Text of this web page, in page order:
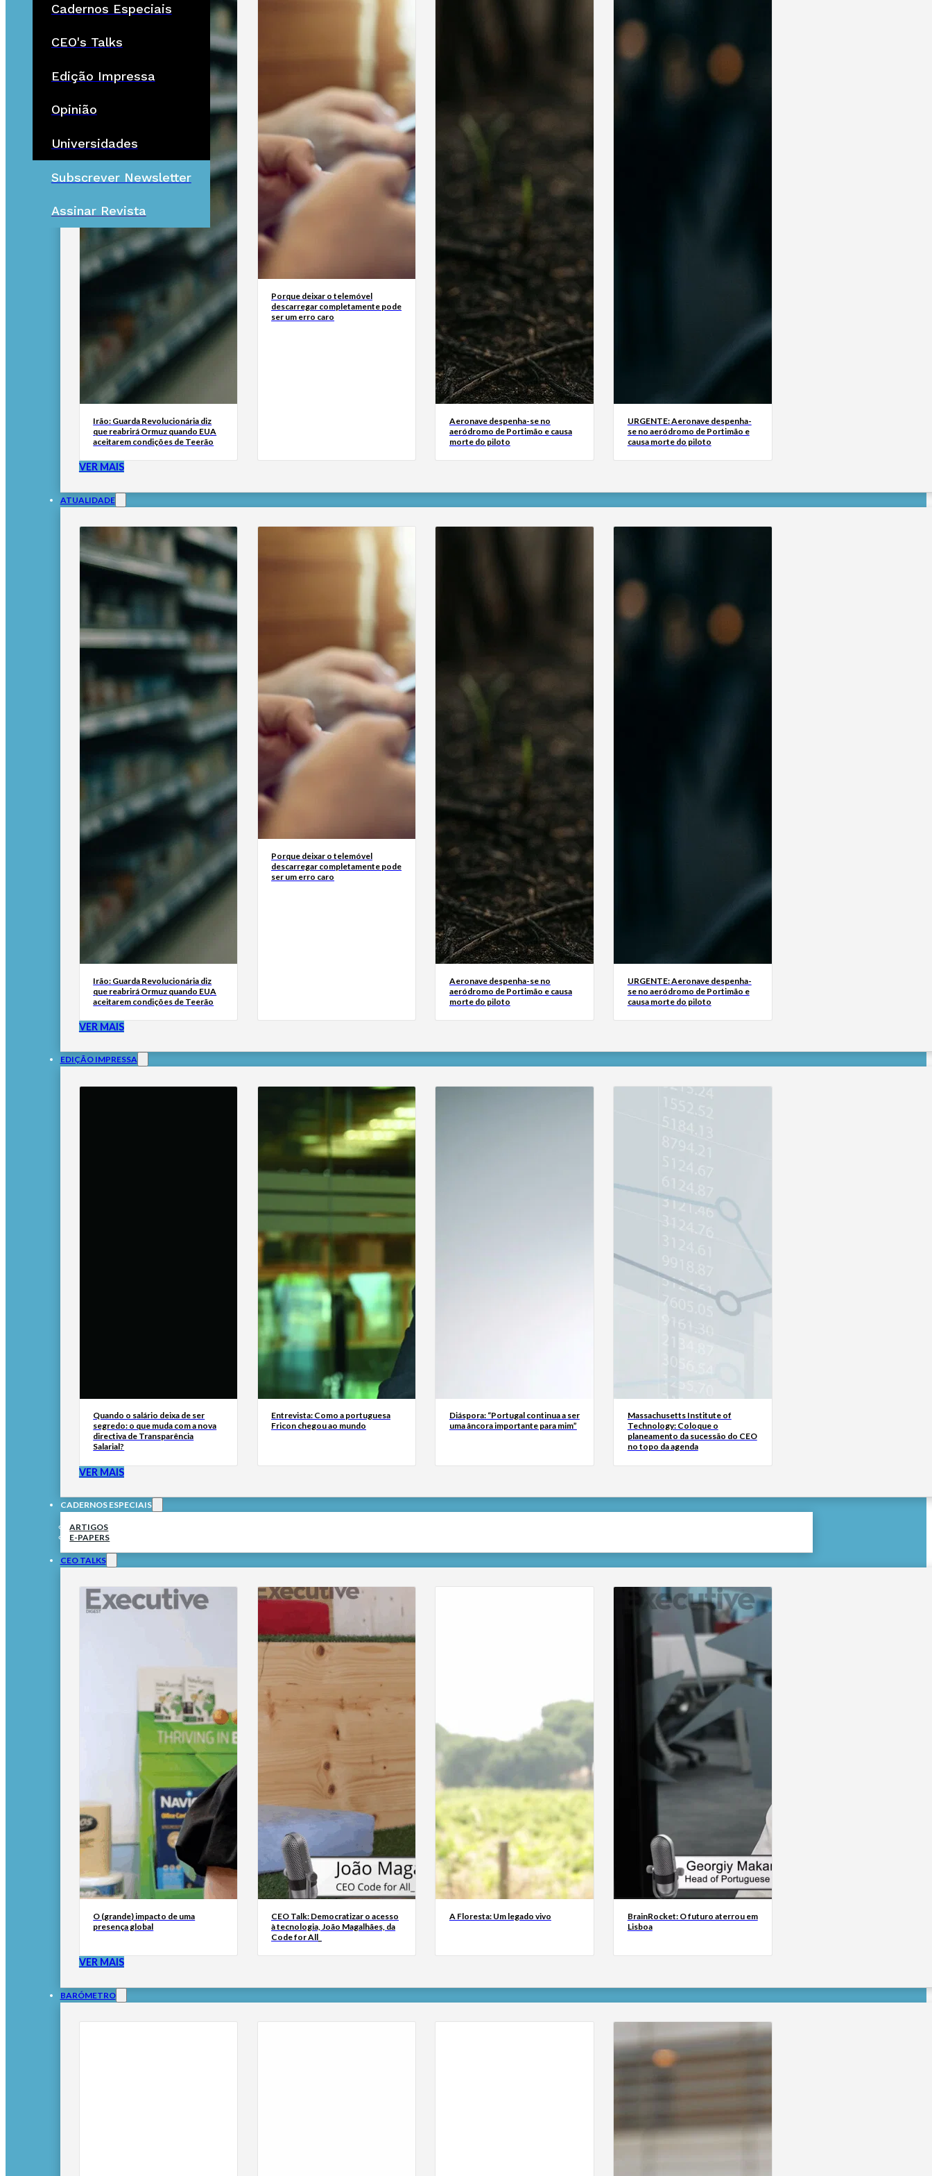
Cadernos Especiais
CEO's Talks
Edição Impressa
Opinião
Universidades
Subscrever Newsletter
Assinar Revista
Irão: Guarda Revolucionária diz
que reabrirá Ormuz quando EUA
aceitarem condições de Teerão
Porque deixar o telemóvel
descarregar completamente pode
ser um erro caro
Aeronave despenha-se no
aeródromo de Portimão e causa
morte do piloto
URGENTE: Aeronave despenha-
se no aeródromo de Portimão e
causa morte do piloto
VER MAIS
ATUALIDADE
Irão: Guarda Revolucionária diz
que reabrirá Ormuz quando EUA
aceitarem condições de Teerão
Porque deixar o telemóvel
descarregar completamente pode
ser um erro caro
Aeronave despenha-se no
aeródromo de Portimão e causa
morte do piloto
URGENTE: Aeronave despenha-
se no aeródromo de Portimão e
causa morte do piloto
VER MAIS
EDIÇÃO IMPRESSA
Quando o salário deixa de ser
segredo: o que muda com a nova
directiva de Transparência
Salarial?
Entrevista: Como a portuguesa
Fricon chegou ao mundo
Diáspora: “Portugal continua a ser
uma âncora importante para mim”
Massachusetts Institute of
Technology: Coloque o
planeamento da sucessão do CEO
no topo da agenda
VER MAIS
CADERNOS ESPECIAIS
ARTIGOS
E-PAPERS
CEO TALKS
O (grande) impacto de uma
presença global
CEO Talk: Democratizar o acesso
à tecnologia, João Magalhães, da
Code for All_
A Floresta: Um legado vivo
BrainRocket: O futuro aterrou em
Lisboa
VER MAIS
BARÓMETRO